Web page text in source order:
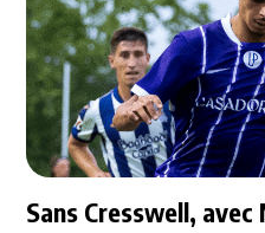
Sans Cresswell,